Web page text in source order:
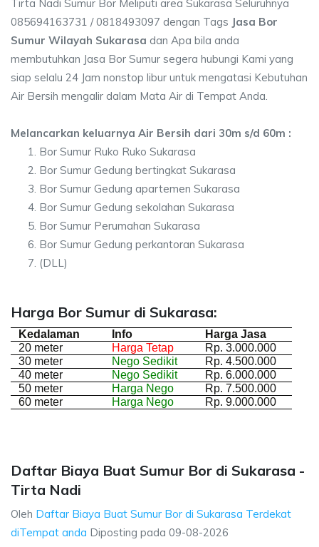
Tirta Nadi Sumur Bor Meliputi area Sukarasa Seluruhnya
085694163731 / 0818493097 dengan Tags Jasa Bor
Sumur Wilayah Sukarasa dan Apa bila anda
membutuhkan Jasa Bor Sumur segera hubungi Kami yang
siap selalu 24 Jam nonstop libur untuk mengatasi Kebutuhan
Air Bersih mengalir dalam Mata Air di Tempat Anda.
Melancarkan keluarnya Air Bersih dari 30m s/d 60m :
Bor Sumur Ruko Ruko Sukarasa
Bor Sumur Gedung bertingkat Sukarasa
Bor Sumur Gedung apartemen Sukarasa
Bor Sumur Gedung sekolahan Sukarasa
Bor Sumur Perumahan Sukarasa
Bor Sumur Gedung perkantoran Sukarasa
(DLL)
Harga Bor Sumur di Sukarasa:
Kedalaman Info
Harga Jasa
20 meter
Harga Tetap
Rp. 3.000.000
30 meter
Nego Sedikit
Rp. 4.500.000
40 meter
Nego Sedikit
Rp. 6.000.000
50 meter
Harga Nego
Rp. 7.500.000
60 meter
Harga Nego Rp. 9.000.000
Daftar Biaya Buat Sumur Bor di Sukarasa -
Tirta Nadi
Oleh Daftar Biaya Buat Sumur Bor di Sukarasa Terdekat
diTempat anda Diposting pada 09-08-2026